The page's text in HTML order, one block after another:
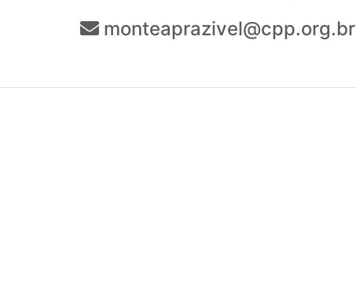
monteaprazivel@cpp.org.br